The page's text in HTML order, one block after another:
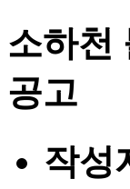
소하천
공고
작성